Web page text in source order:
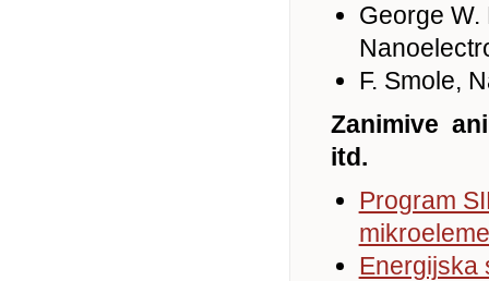
George
F. Smole,
Zanimive
itd.
Program
Energijska